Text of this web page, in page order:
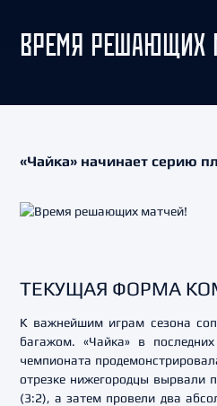
ВРЕМЯ РЕШАЮЩИХ
«Чайка» начинает серию
ТЕКУЩАЯ ФОРМА
К важнейшим играм сезона
багажом. «Чайка» в
чемпионата
отрезке нижегородцы вырвали
(3:2), а затем провели два